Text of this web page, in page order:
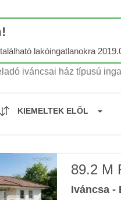
lakóingatlanokra
iváncsai ház típusú
KIEMELTEK ELÖL
89.2 M
Iváncsa -